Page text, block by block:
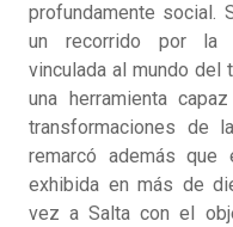
profundamente social.
un recorrido por la
vinculada al mundo del
una herramienta
transformaciones de
remarcó además
exhibida en más de
vez a Salta con el